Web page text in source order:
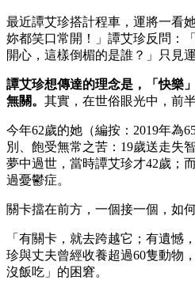
最近譚艾珍搭計程車，運將一看
妳都笑口常開！」譚艾珍反問：
開心，這樣倒楣的是誰？」只見
譚艾珍想傳達的理念是，「快樂
無關。 其實，在世俗眼光中，前
今年62歲的她（編按：2019年為
別、飽受無常之苦：19歲送走失
夢中過世，當時譚艾珍才42歲；
過憂鬱症。
關卡擋在前方，一個接一個，如
「有關卡，就去跨越它；有遺憾
珍與丈夫曾經收養超過60隻動物
沒飯吃」的困窘。